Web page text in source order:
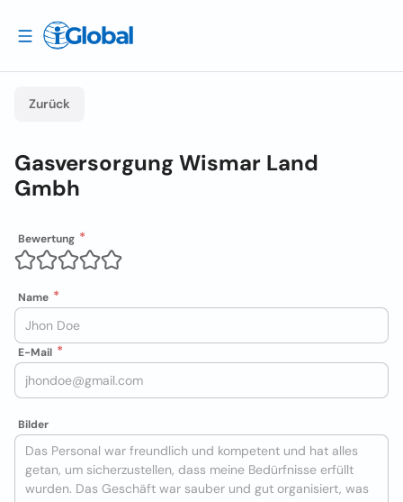
Zurück
Gasversorgung Wismar Land
Gmbh
Bewertung
Name
E-Mail
Bilder